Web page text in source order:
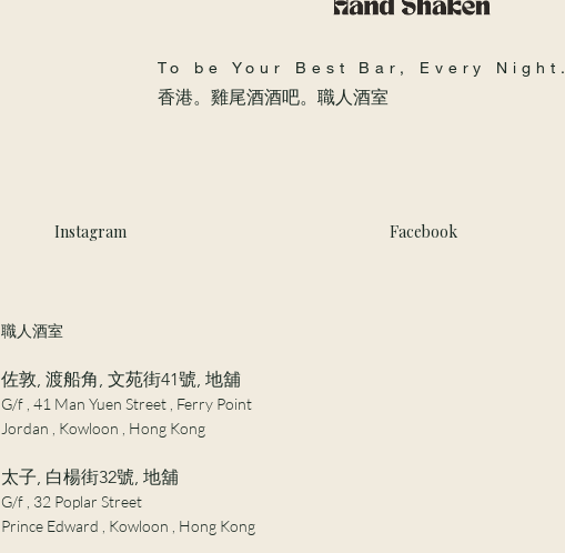
To be Your Best Bar, Every Night.
​香港。雞尾酒酒吧。職人酒室
Instagram Facebook
職人酒室
佐敦, 渡船角, 文苑街41號, 地舖
G/f , 41 Man Yuen Street , Ferry Point
Jordan , Kowloon , Hong Kong​
太子, 白楊街32號, 地舖
G/f , 32 Poplar Street
Prince Edward , Kowloon , Hong Kong